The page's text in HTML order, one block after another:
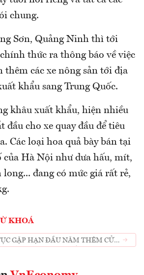
chung.
Sơn, Quảng Ninh thì tới
thức ra thông báo về việc
thêm các xe nông sản tới địa
khẩu sang Trung Quốc.
khâu xuất khẩu, hiện nhiều
đầu cho xe quay đầu để tiêu
Các loại hoa quả bày bán tại
của Hà Nội như dưa hấu, mít,
đang có mức giá rất rẻ,
KHOÁ
GẶP HẠN ĐẦU NĂM THÊM CỬA